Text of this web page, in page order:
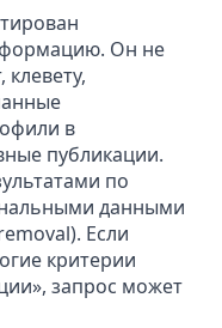
Он не
, клевету,
в
публикации.
по
данными
Если
критерии
запрос может